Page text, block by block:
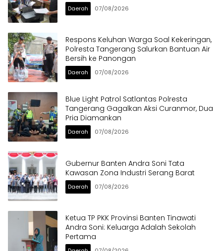
Daerah 07/08/2026
Respons Keluhan Warga Soal Kekeringan,
Polresta Tangerang Salurkan Bantuan Air
Bersih ke Panongan
Daerah 07/08/2026
Blue Light Patrol Satlantas Polresta
Tangerang Gagalkan Aksi Curanmor, Dua
Pria Diamankan
Daerah 07/08/2026
Gubernur Banten Andra Soni Tata
Kawasan Zona Industri Serang Barat
Daerah 07/08/2026
Ketua TP PKK Provinsi Banten Tinawati
Andra Soni: Keluarga Adalah Sekolah
Pertama